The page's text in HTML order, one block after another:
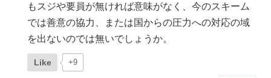
もスジや要員が無ければ意味がなく、今のスキーム
では善意の協力、または国からの圧力への対応の域
を出ないのでは無いでしょうか。
Like +9